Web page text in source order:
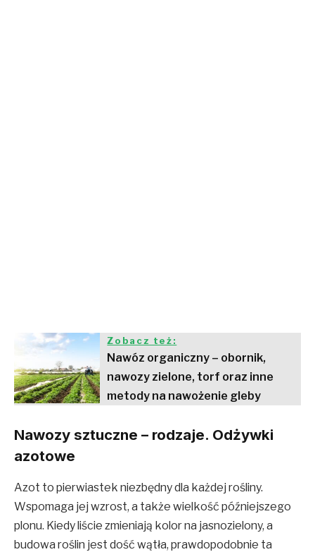
Zobacz też:
Nawóz organiczny – obornik,
nawozy zielone, torf oraz inne
metody na nawożenie gleby
Nawozy sztuczne – rodzaje. Odżywki
azotowe
Azot to pierwiastek niezbędny dla każdej rośliny.
Wspomaga jej wzrost, a także wielkość późniejszego
plonu. Kiedy liście zmieniają kolor na jasnozielony, a
budowa roślin jest dość wątła, prawdopodobnie ta